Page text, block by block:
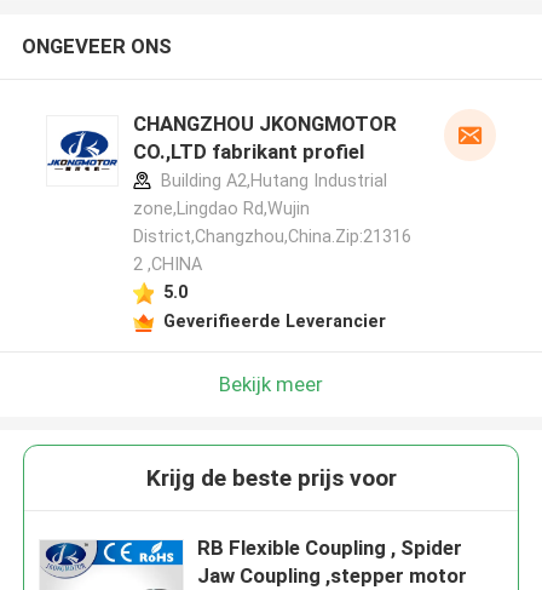
ONGEVEER ONS
CHANGZHOU JKONGMOTOR
CO.,LTD fabrikant profiel
Building A2,Hutang Industrial
zone,Lingdao Rd,Wujin
District,Changzhou,China.Zip:21316
2 ,CHINA
5.0
Geverifieerde Leverancier
Bekijk meer
Krijg de beste prijs voor
RB Flexible Coupling , Spider
Jaw Coupling ,stepper motor